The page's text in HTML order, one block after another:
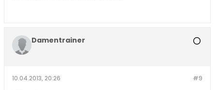
Damentrainer
#9
10.04.2013, 20:26